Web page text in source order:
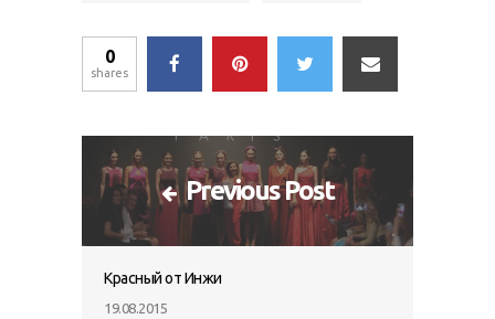
0
shares
Previous Post
Красный от Инжи
19.08.2015